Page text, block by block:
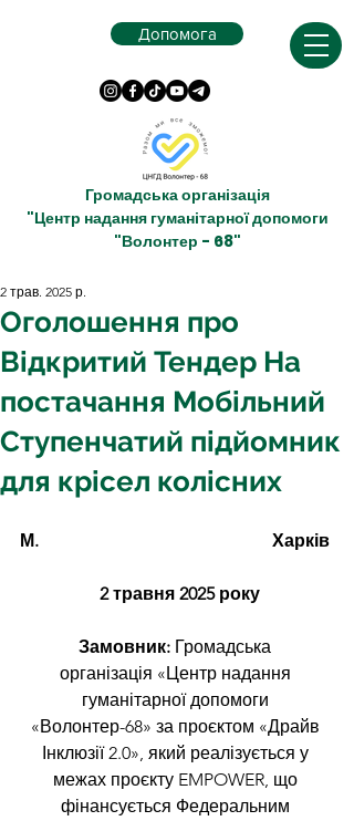
Допомога
Громадська організація
"Центр надання гуманітарної допомоги
"Волонтер - 68"
Оголошення про
Відкритий Тендер На
постачання Мобільний
Ступенчатий підйомник
для крісел колісних
2 трав. 2025 р.
М. Харків
2 травня 2025 року
Замовник: Громадська
організація «Центр надання
гуманітарної допомоги
«Волонтер-68» за проєктом «Драйв
Інклюзії 2.0», який реалізується у
межах проєкту EMPOWER, що
фінансується Федеральним